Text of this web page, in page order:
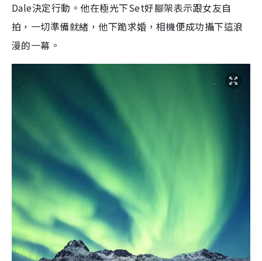
Dale決定行動。他在極光下Set好腳架表示跟女友自
拍，一切準備就緒，他下跪求婚，相機便成功攝下這浪
漫的一幕。